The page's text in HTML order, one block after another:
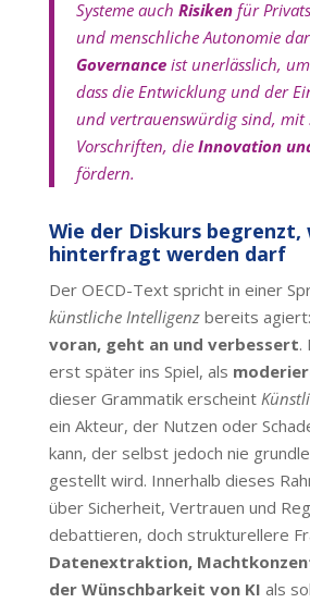
Systeme auch Risikenfür
und menschliche Autonomie
Governanceist unerlässlich,
dass die Entwicklung und der
und vertrauenswürdig sind, mit
Vorschriften, die Innovation
fördern.
Wie der Diskurs begrenzt,
hinterfragt werden darf
Der OECD-Text spricht in einer
künstliche Intelligenzbereits agiert:
voran, geht an und verbessert.
erst später ins Spiel, als
dieser Grammatik erscheint
ein Akteur, der Nutzen oder
kann, der selbst jedoch nie
gestellt wird. Innerhalb dieses
über Sicherheit, Vertrauen und
debattieren, doch strukturellere
Datenextraktion,
der Wünschbarkeit von KI als